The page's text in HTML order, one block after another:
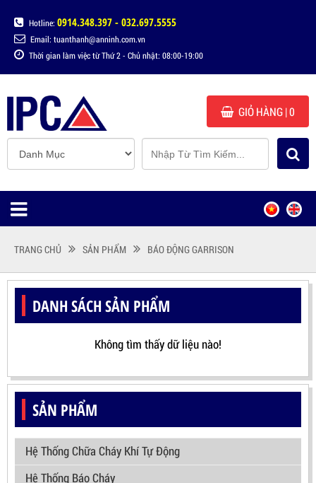
Hotline: 0914.348.397 - 032.697.5555
Email: tuanthanh@anninh.com.vn
Thời gian làm việc từ Thứ 2 - Chủ nhật: 08:00-19:00
GIỎ HÀNG| 0
TRANG CHỦ SẢN PHẨM BÁO ĐỘNG GARRISON
SẢN PHẨM
Hệ Thống Chữa Cháy Khí Tự Động
Hệ Thống Báo Cháy
DANH SÁCH SẢN PHẨM
Không tìm thấy dữ liệu nào!